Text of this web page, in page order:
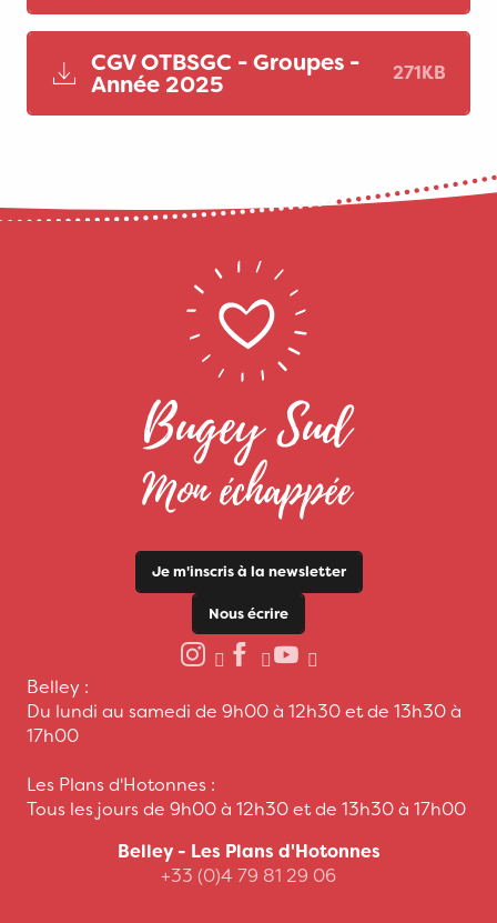
CGV OTBSGC - Groupes -
Année 2025 271KB
Je m'inscris à la newsletter
Nous écrire
Belley :
Du lundi au samedi de 9h00 à 12h30 et de 13h30 à
17h00
Les Plans d'Hotonnes :
Tous les jours de 9h00 à 12h30 et de 13h30 à 17h00
Belley - Les Plans d'Hotonnes
+33 (0)4 79 81 29 06